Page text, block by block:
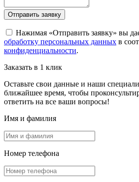
Отправить заявку
Нажимая «Отправить заявку» вы
обработку персональных данных в
конфиденциальности.
Заказать в 1 клик
Оставьте свои данные и наши
ближайшее время, чтобы
ответить на все ваши вопросы!
Имя и фамилия
Номер телефона